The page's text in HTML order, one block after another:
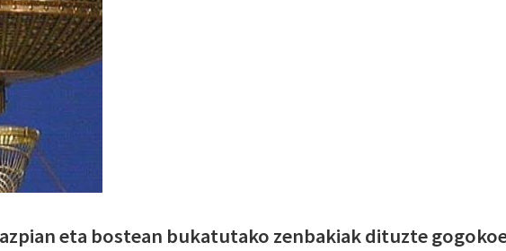
eta bostean bukatutako zenbakiak dituzte